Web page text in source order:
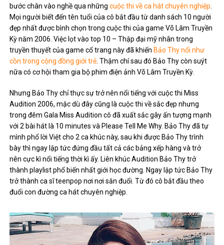
bước chân vào nghề qua nhữngcuộc thi về ca hát chuyên nghiệp
Mọi người biết đến tên tuổi của cô bắt đầu từ danh sách 10 người
đẹp nhất được bình chọn trong cuộc thi của game Võ Lâm Truyền
Kỳ năm 2006. Việc lọt vào top 10 – Thập đại mỹ nhân trong
truyền thuyết của game cổ trang này đã khiến Bảo Thy nổi như
cồn trong cộng đồng giới trẻ . Thậm chí sau đó Bảo Thy còn suýt
nữa có cơ hội tham gia bộ phim điện ảnh Võ Lâm Truyền Kỳ.
Nhưng Bảo Thy chỉ thực sự trở nên nổi tiếng với cuộc thi Miss
Audition 2006, mặc dù đây cũng là cuộc thi về sắc đẹp nhưng
trong đêm Gala Miss Audition cô đã xuất sắc gây ấn tượng mạnh
với 2 bài hát là 10 minutes và Please Tell Me Why. Bảo Thy đã tự
mình phổ lời Việt cho 2 ca khúc này, sau khi được Bảo Thy trình
bày thì ngay lập tức đứng đầu tất cả các bảng xếp hàng và trở
nên cực kì nổi tiếng thời kì ấy. Liên khúc Audition Bảo Thy trở
thành playlist phổ biến nhất giới học đường. Ngay lập tức Bảo Thy
trở thành ca sĩ teenpop nơi nơi săn đuổi. Từ đó cô bắt đầu theo
đuổi con đường ca hát chuyên nghiệp.